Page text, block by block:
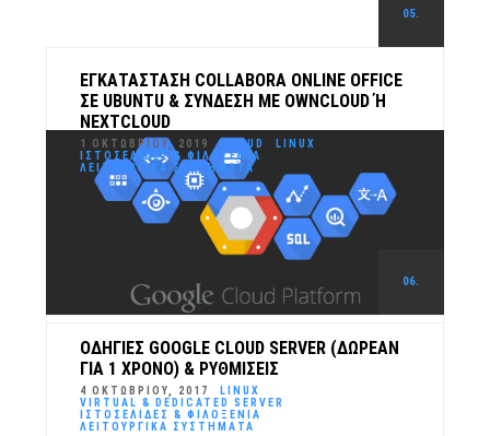
05.
ΕΓΚΑΤΆΣΤΑΣΗ COLLABORA ONLINE OFFICE
ΣΕ UBUNTU & ΣΎΝΔΕΣΗ ΜΕ OWNCLOUD Ή N
EXTCLOUD
1 ΟΚΤΩΒΡΊΟΥ, 2019 CLOUD
LINUX
ΙΣΤΟΣΕΛΊΔΕΣ & ΦΙΛΟΞΕΝΊΑ
ΛΕΙΤΟΥΡΓΙΚΆ ΣΥΣΤΉΜΑΤΑ
Παρακαλώ πολύ το άρθρο να μην αναδημοσιευθεί χωρίς
την άδειά μου. Ευχαριστώ. Βήμα 1: Εφόσον έχουμε στήσει
το cloud μας και έχουμε…
READ MORE 06.
ΟΔΗΓΊΕΣ GOOGLE CLOUD SERVER (ΔΩΡΕΆΝ
ΓΙΑ 1 ΧΡΌΝΟ) & ΡΥΘΜΊΣΕΙΣ
4 ΟΚΤΩΒΡΊΟΥ, 2017
LINUX
VIRTUAL & DEDICATED SERVER
ΙΣΤΟΣΕΛΊΔΕΣ & ΦΙΛΟΞΕΝΊΑ
ΛΕΙΤΟΥΡΓΙΚΆ ΣΥΣΤΉΜΑΤΑ